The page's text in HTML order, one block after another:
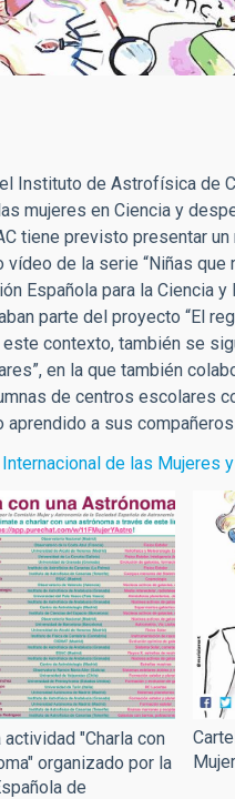
Instituto de Astrofísica de
mujeres en Ciencia y
tiene previsto presentar
vídeo de la serie “Niñas
Española para la Ciencia
parte del proyecto “El
contexto, también se
en la que también
de centros escolares
a sus
de las Mujeres
"Charla con
organizado por la
de